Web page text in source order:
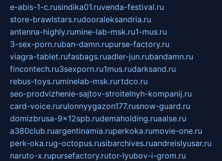
e-abis-1-c.rusindika01.ruvenda-festival.ru
store-brawlstars.rudooraleksandria.ru
antenna-highly.rumine-lab-msk.ru1-mus.ru
3-sex-porn.ruban-damn.rupurse-factory.ru
viagra-tablet.rufasbags.ruadler-jun.rubandamn.ru
fincontech.ru3sexporn.ru1mus.rudarksand.ru
rebus-toys.ruminelab-msk.rurtdco.ru
seo-prodvizhenie-sajtov-stroitelnyh-kompanij.ru
card-voice.rurulonnyygazon177.rusnow-guard.ru
domizbrusa-9x12spb.rudemaholding.ruaalse.ru
a380club.ruargentinamia.ruperkoka.rumovie-one.ru
perk-oka.rug-octopus.rusibarchives.ruandreislyusar.ru
naruto-x.rupursefactory.rutor-lyubov-i-grom.ru